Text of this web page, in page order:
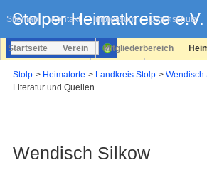
Sitemap Kontakt Impressum Datenschutz
überspringen
Startseite Verein Mitgliederbereich
Login
Stolp Heimatorte Landkreis Stolp
Wendisch
Literatur und Quellen
Wendisch Silkow